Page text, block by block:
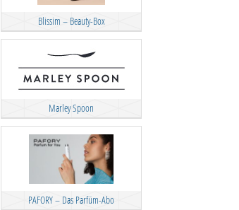
Blissim – Beauty-Box
Marley Spoon
PAFORY – Das Parfüm-Abo